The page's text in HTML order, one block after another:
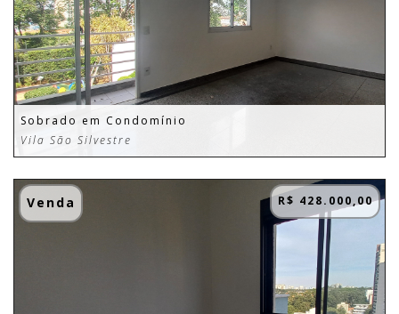
Sobrado em Condomínio
Vila São Silvestre
Venda R$ 428.000,00